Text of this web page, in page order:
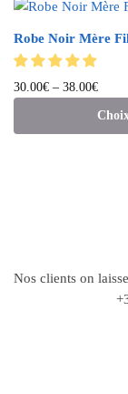
Robe Noir Mère
30.00€ – 38.00€
Nos clients on